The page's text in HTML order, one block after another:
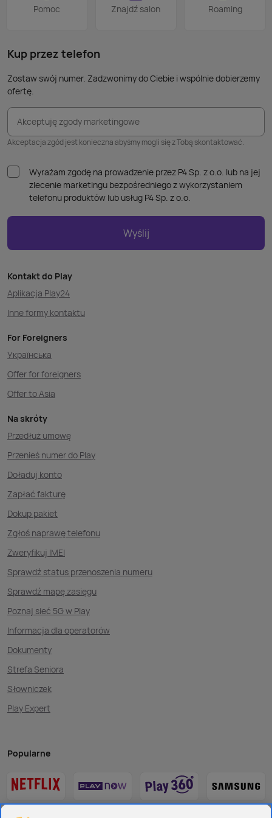
Pomoc Znajdź salon Roaming
Kup przez telefon
Zostaw swój numer. Zadzwonimy do Ciebie i wspólnie dobierzemy
ofertę.
Akceptuję zgody marketingowe
Akceptacja zgód jest konieczna abyśmy mogli się z Tobą skontaktować.
Wyrażam zgodę na prowadzenie przez P4 Sp. z o.o. lub na jej
zlecenie marketingu bezpośredniego z wykorzystaniem
telefonu produktów lub usług P4 Sp. z o.o.
Wyślij
Kontakt do Play
Aplikacja Play24
Inne formy kontaktu
For Foreigners
Українська
Offer for foreigners
Offer to Asia
Na skróty
Przedłuż umowę
Przenieś numer do Play
Doładuj konto
Zapłać fakturę
Dokup pakiet
Zgłoś naprawę telefonu
Zweryfikuj IMEI
Sprawdź status przenoszenia numeru
Sprawdź mapę zasięgu
Poznaj sieć 5G w Play
Informacja dla operatorów
Dokumenty
Strefa Seniora
Słowniczek
Play Expert
Popularne